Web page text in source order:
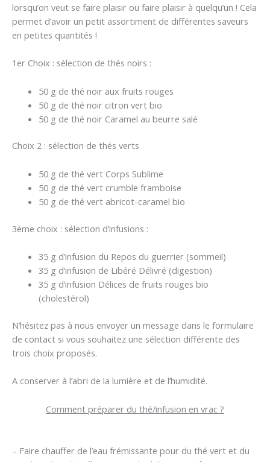
lorsqu’on veut se faire plaisir ou faire plaisir à quelqu’un ! Cela
permet d’avoir un petit assortiment de différentes saveurs
en petites quantités !
1er Choix : sélection de thés noirs :
50 g de thé noir aux fruits rouges
50 g de thé noir citron vert bio
50 g de thé noir Caramel au beurre salé
Choix 2 : sélection de thés verts
50 g de thé vert Corps Sublime
50 g de thé vert crumble framboise
50 g de thé vert abricot-caramel bio
3ème choix : sélection d’infusions :
35 g d’infusion du Repos du guerrier (sommeil)
35 g d’infusion de Libéré Délivré (digestion)
35 g d’infusion Délices de fruits rouges bio
(cholestérol)
N’hésitez pas à nous envoyer un message dans le formulaire
de contact si vous souhaitez une sélection différente des
trois choix proposés.
A conserver à l’abri de la lumière et de l’humidité.
Comment préparer du thé/infusion en vrac ?
– Faire chauffer de l’eau frémissante pour du thé vert et du